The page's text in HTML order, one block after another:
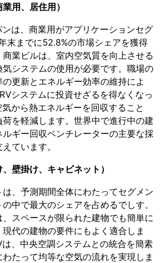
用、居住用）
は、商業用がアプリケーションセグ
末までに52.8%の市場シェアを獲得
業ビルは、室内空気質を向上させる
システムの使用が必要です。職場の
更新とエネルギー効率の維持によ
システムに投資せざるを得なくなっ
から熱エネルギーを回収すること
を軽減します。世界中で進行中の建
ギー回収ベンチレーターの主要な採
ています。
壁掛け、キャビネット）
、予測期間全体にわたってセグメン
中で最大のシェアを占めるでしす。
スペースが限られた建物でも簡単に
代の建物の要件にもよく適合しま
、中央空調システムとの統合を簡素
たって均等な空気の流れを実現しま